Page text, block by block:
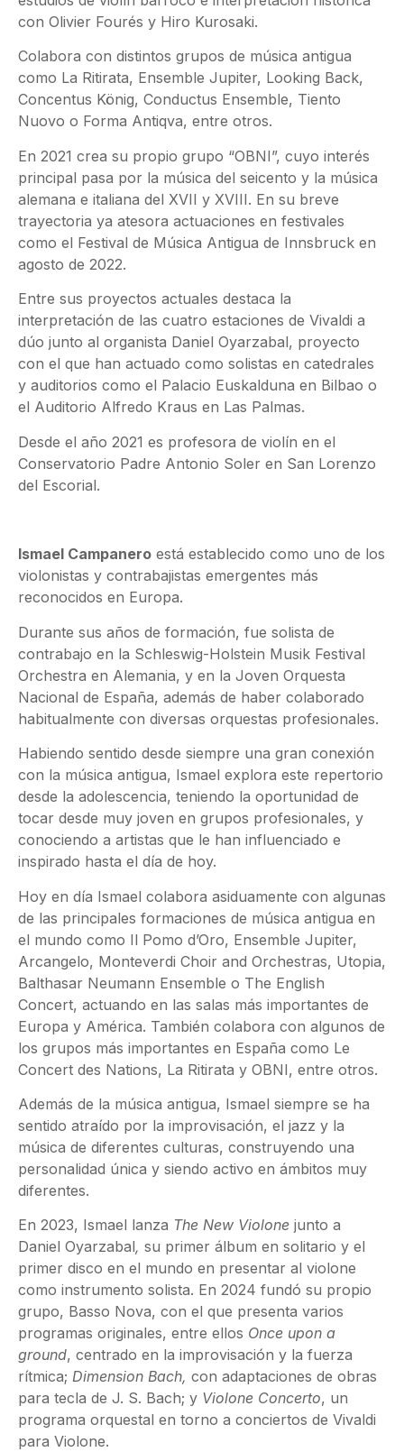
con Olivier Fourés y Hiro Kurosaki.
Colabora con distintos grupos de música antigua
como La Ritirata, Ensemble Jupiter, Looking Back,
Concentus König, Conductus Ensemble, Tiento
Nuovo o Forma Antiqva, entre otros.
En 2021 crea su propio grupo “OBNI”, cuyo interés
principal pasa por la música del seicento y la música
alemana e italiana del XVII y XVIII. En su breve
trayectoria ya atesora actuaciones en festivales
como el Festival de Música Antigua de Innsbruck en
agosto de 2022.
Entre sus proyectos actuales destaca la
interpretación de las cuatro estaciones de Vivaldi a
dúo junto al organista Daniel Oyarzabal, proyecto
con el que han actuado como solistas en catedrales
y auditorios como el Palacio Euskalduna en Bilbao o
el Auditorio Alfredo Kraus en Las Palmas.
Desde el año 2021 es profesora de violín en el
Conservatorio Padre Antonio Soler en San Lorenzo
del Escorial.
Ismael Campanero está establecido como uno de los
violonistas y contrabajistas emergentes más
reconocidos en Europa.
Durante sus años de formación, fue solista de
contrabajo en la Schleswig-Holstein Musik Festival
Orchestra en Alemania, y en la Joven Orquesta
Nacional de España, además de haber colaborado
habitualmente con diversas orquestas profesionales.
Habiendo sentido desde siempre una gran conexión
con la música antigua, Ismael explora este repertorio
desde la adolescencia, teniendo la oportunidad de
tocar desde muy joven en grupos profesionales, y
conociendo a artistas que le han influenciado e
inspirado hasta el día de hoy.
Hoy en día Ismael colabora asiduamente con algunas
de las principales formaciones de música antigua en
el mundo como Il Pomo d’Oro, Ensemble Jupiter,
Arcangelo, Monteverdi Choir and Orchestras, Utopia,
Balthasar Neumann Ensemble o The English
Concert, actuando en las salas más importantes de
Europa y América. También colabora con algunos de
los grupos más importantes en España como Le
Concert des Nations, La Ritirata y OBNI, entre otros.
Además de la música antigua, Ismael siempre se ha
sentido atraído por la improvisación, el jazz y la
música de diferentes culturas, construyendo una
personalidad única y siendo activo en ámbitos muy
diferentes.
En 2023, Ismael lanza The New Violone junto a
Daniel Oyarzabal, su primer álbum en solitario y el
primer disco en el mundo en presentar al violone
como instrumento solista. En 2024 fundó su propio
grupo, Basso Nova, con el que presenta varios
programas originales, entre ellos Once upon a
ground, centrado en la improvisación y la fuerza
rítmica; Dimension Bach, con adaptaciones de obras
para tecla de J. S. Bach; y Violone Concerto, un
programa orquestal en torno a conciertos de Vivaldi
para Violone.